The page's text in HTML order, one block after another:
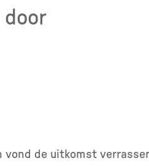
door
vond de uitkomst